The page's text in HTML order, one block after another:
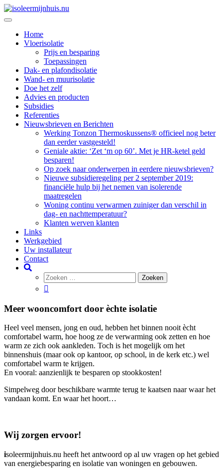
Doorgaan
naar
isoleermijnhuis.nu
Home
Vloerisolatie
Prijs en besparing
Toepassingen
Dak- en plafondisolatie
Wand- en muurisolatie
Doe het zelf
Advies en producten
Subsidies
Referenties
Nieuwsbrieven en Berichten
Werking Tonzon Thermoskussens® officieel nog beter
dan eerder vastgesteld!
Geniale aktie: ‘Zet ‘m op 60’. Met je HR-ketel geld
besparen!
Op zoek naar onderwerpen in eerdere nieuwsbrieven?
Nieuwe subsidieregeling per 2 september 2019:
financiële hulp bij het nemen van isolerende
maatregelen
Woning continu verwarmen zuiniger dan verschil in
dag- en nachttemperatuur?
Klanten werven klanten
Links
Werkgebied
Uw installateur
Contact
Meer wooncomfort door èchte isolatie
Heel veel mensen, jong en oud, hebben het binnen nooit ècht
comfortabel warm, hoe hoog ze de verwarming ook zetten en hoe
warm ze zich ook aankleden. Toch is het mogelijk om het
binnenshuis (maar ook op kantoor, op school, in de kerk etc.) wel
comfortabel warm te krijgen.
En vooral: aanzienlijk te besparen op stookkosten!
Simpelweg door beschikbare warmte terug te kaatsen naar waar het
vandaan komt. En waar het hoort…
Wij zorgen ervoor!
isoleermijnhuis.nu heeft het antwoord op al uw vragen op het gebied
van energiebesparing en isolatie van woningen en gebouwen.